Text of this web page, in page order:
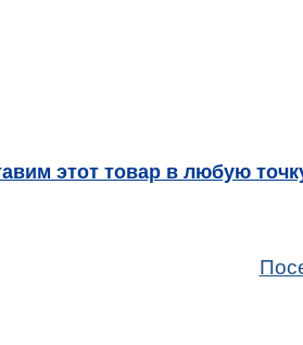
этот товар в любую